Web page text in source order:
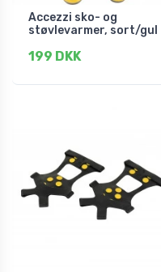
Accezzi sko- og
støvlevarmer, sort/gul
199 DKK